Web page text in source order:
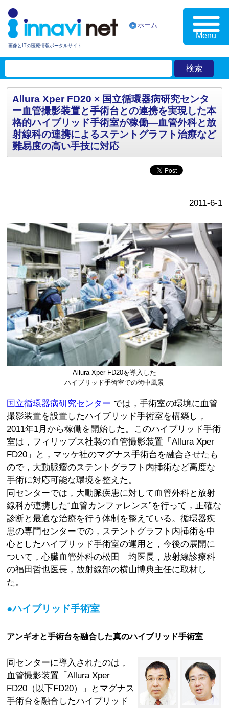
画像とITの医療情報ポータルサイト
ホーム
Menu
Allura Xper FD20 × 国立循環器病研究センタ
ー血管撮影装置と手術台との連携を実現した本
格的ハイブリッド手術室が稼働—血管外科と放
射線科の連携によるステントグラフト治療など
難易度の高い手技に対応
2011-6-1
Allura Xper FD20を導入した
ハイブリッド手術室での術中風景
国立循環器病研究センター では，手術室の環境に血管
撮影装置を設置したハイブリッド手術室を構築し，
2011年1月から稼働を開始した。このハイブリッド手術
室は，フィリップス社製の血管撮影装置「Allura Xper
FD20」と，マッケ社のマグナス手術台を融合させたも
ので，大動脈瘤のステントグラフト内挿術など高度な
手術に対応可能な環境を整えた。
同センターでは，大動脈疾患に対して血管外科と放射
線科が連携した“血管カンファレンス”を行って，正確な
診断と最適な治療を行う体制を整えている。循環器疾
患の専門センターでの，ステントグラフト内挿術を中
心としたハイブリッド手術室の運用と，今後の展開に
ついて，心臓血管外科の松田 均医長，放射線診療科
の福田哲也医長，放射線部の横山博典主任に取材し
た。
●ハイブリッド手術室
アンギオと手術台を融合した真のハイブリッド手術室
同センターに導入されたのは，
血管撮影装置「Allura Xper
FD20（以下FD20）」とマグナス
手術台を融合したハイブリッド